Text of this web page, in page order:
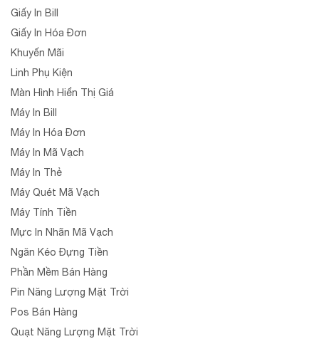
Giấy In Bill
Giấy In Hóa Đơn
Khuyến Mãi
Linh Phụ Kiện
Màn Hình Hiển Thị Giá
Máy In Bill
Máy In Hóa Đơn
Máy In Mã Vạch
Máy In Thẻ
Máy Quét Mã Vạch
Máy Tính Tiền
Mực In Nhãn Mã Vạch
Ngăn Kéo Đựng Tiền
Phần Mềm Bán Hàng
Pin Năng Lượng Mặt Trời
Pos Bán Hàng
Quạt Năng Lượng Mặt Trời